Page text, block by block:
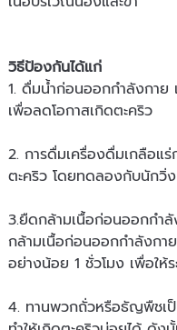
วิธีป้องกันได้แก่
1. ดื่มน้ำก่อนออกกำลังกาย
เพื่อลดโอกาสเกิดตะคริว
2. การดื่มเครื่องดื่มเกลือแ
ตะคริว โดยทดลองกับนักวิ่
3.ยืดกล้ามเนื้อก่อนออกกำ
กล้ามเนื้อก่อนออกกำลังกา
อย่างน้อย 1 ชั่วโมง เพื่อให้
4. ทานพวกถั่วหรือธัญพืชเป็